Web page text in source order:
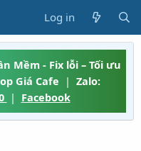
Log in
Mềm - Fix lỗi – Tối ưu
Giá Cafe | Zalo:
| Facebook